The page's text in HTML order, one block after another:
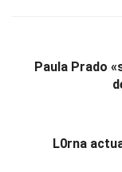
Paula Prado
L0rna